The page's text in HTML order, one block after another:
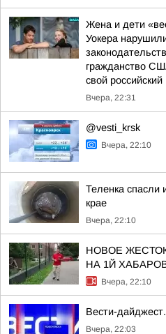
Жена и дети
Уокера
гражданство
свой
Вчера, 22:31
@vesti_krsk
Вчера, 22:10
Теленка спасли
крае
Вчера, 22:10
НОВОЕ
НА 1Й
Вчера, 22:10
Вести-
Вчера, 22:03